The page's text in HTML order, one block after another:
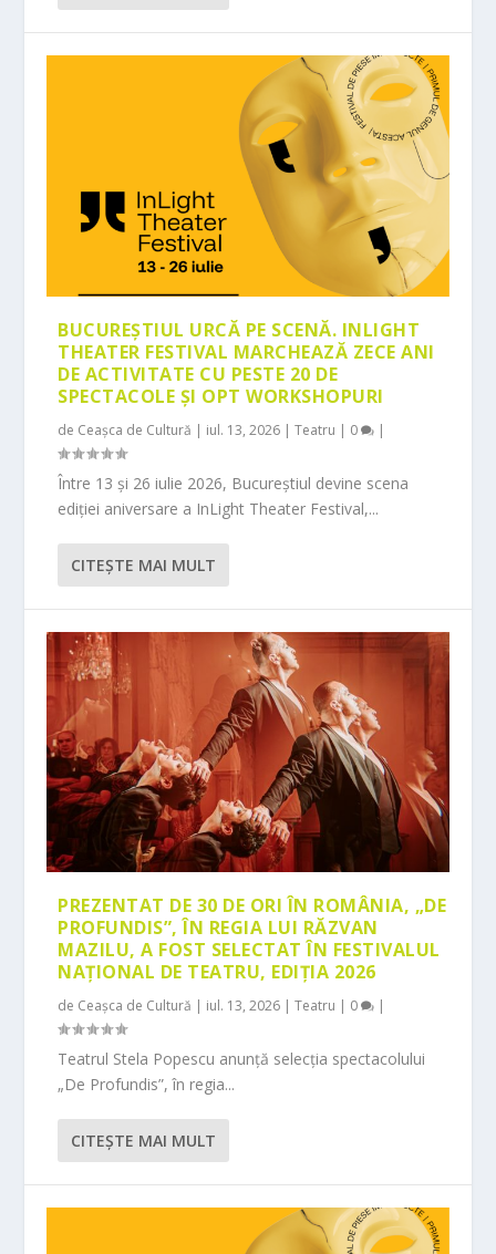
BUCUREȘTIUL URCĂ PE SCENĂ. INLIGHT
THEATER FESTIVAL MARCHEAZĂ ZECE ANI
DE ACTIVITATE CU PESTE 20 DE
SPECTACOLE ȘI OPT WORKSHOPURI
de Ceașca de Cultură | iul. 13, 2026 |Teatru | 0 |
Între 13 și 26 iulie 2026, Bucureștiul devine scena
ediției aniversare a InLight Theater Festival,...
CITEŞTE MAI MULT
PREZENTAT DE 30 DE ORI ÎN ROMÂNIA, „DE
PROFUNDIS”, ÎN REGIA LUI RĂZVAN
MAZILU, A FOST SELECTAT ÎN FESTIVALUL
NAȚIONAL DE TEATRU, EDIȚIA 2026
de Ceașca de Cultură | iul. 13, 2026 |Teatru | 0 |
Teatrul Stela Popescu anunță selecția spectacolului
„De Profundis”, în regia...
CITEŞTE MAI MULT